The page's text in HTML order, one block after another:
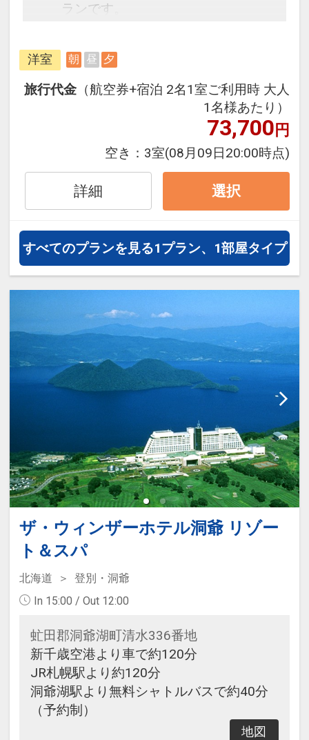
ランです。
ら、一都市滞在はもちろん周遊旅行
にも最適！
旅行期間中の1泊だけの宿泊や延
泊・飛び泊なども自由自在です。
フライトは、安心のJAL（または
JALグループ）確約！フライトマイ
ル50%貯まります。
オプションでレンタカーや現地交
通・体験プランなどの追加（同時予
約）が可能なプランもございます。
※施設使用料として0～2歳の添い寝
のお子様は1泊1,100円をお支払いい
ただきます(現地払い)
洋室 朝 昼 夕
旅行代金 （航空券+宿泊 2名1室ご利用時 大人
1名様あたり）
73,700円
空き： 3室(08月09日20:00時点)
詳細 選択
すべてのプランを見る1プラン、1部屋タイプ
ザ・ウィンザーホテル洞爺 リゾー
ト＆スパ
北海道
登別・洞爺
In 15:00 / Out 12:00
虻田郡洞爺湖町清水336番地
新千歳空港より車で約120分
JR札幌駅より約120分
洞爺湖駅より無料シャトルバスで約40分
（予約制）
地図